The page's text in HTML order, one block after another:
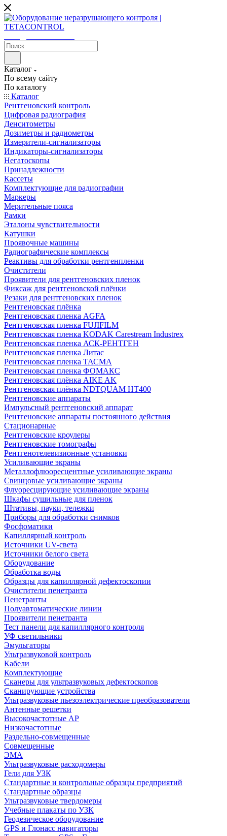
Каталог
По всему сайту
По каталогу
Каталог
Рентгеновский контроль
Цифровая радиография
Денситометры
Дозиметры и радиометры
Измерители-сигнализаторы
Индикаторы-сигнализаторы
Негатоскопы
Принадлежности
Кассеты
Комплектующие для радиографии
Маркеры
Мерительные пояса
Рамки
Эталоны чувствительности
Катушки
Проявочные машины
Радиографические комплексы
Реактивы для обработки рентгенпленки
Очистители
Проявители для рентгеновских пленок
Фиксаж для рентгеновской плёнки
Резаки для рентгеновских пленок
Рентгеновская плёнка
Рентгеновская пленка AGFA
Рентгеновская пленка FUJIFILM
Рентгеновская пленка KODAK Carestream Industrex
Рентгеновская пленка АСК-РЕНТГЕН
Рентгеновская пленка Литас
Рентгеновская пленка ТАСМА
Рентгеновская пленка ФОМАКС
Рентгеновская плёнка AIKE AK
Рентгеновская плёнка NDTQUAM HT400
Рентгеновские аппараты
Импульсный рентгеновский аппарат
Рентгеновские аппараты постоянного действия
Стационарные
Рентгеновские кроулеры
Рентгеновские томографы
Рентгенотелевизионные установки
Усиливающие экраны
Металлофлюоресцентные усиливающие экраны
Свинцовые усиливающие экраны
Флуоресцирующие усиливающие экраны
Шкафы сушильные для пленок
Штативы, пауки, тележки
Приборы для обработки снимков
Фосфоматики
Капиллярный контроль
Источники UV-света
Источники белого света
Оборудование
Обработка воды
Образцы для капиллярной дефектоскопии
Очистители пенетранта
Пенетранты
Полуавтоматические линии
Проявители пенетранта
Тест панели для капиллярного контроля
УФ светильники
Эмульгаторы
Ультразвуковой контроль
Кабели
Комплектующие
Сканеры для ультразвуковых дефектоскопов
Сканирующие устройства
Ультразвуковые пьезоэлектрические преобразователи
Антенные решетки
Высокочастотные АР
Низкочастотные
Раздельно-совмещенные
Совмещенные
ЭМА
Ультразвуковые расходомеры
Гели для УЗК
Стандартные и контрольные образцы предприятий
Стандартные образцы
Ультразвуковые твердомеры
Учебные плакаты по УЗК
Геодезическое оборудование
GPS и Глонасс навигаторы